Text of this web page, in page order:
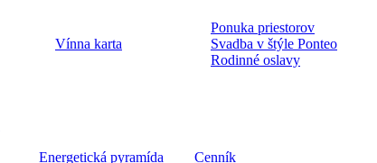
Vínna karta
Ponuka priestorov
Svadba v štýle Ponteo
Rodinné oslavy
Energetická pyramída
Cenník